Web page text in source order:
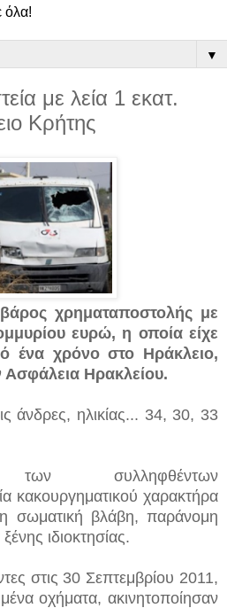
όλα!
▼
με λεία 1 εκατ.
Κρήτης
χρηματαποστολής με
ευρώ, η οποία είχε
ένα χρόνο στο Ηράκλειο,
Ασφάλεια Ηρακλείου.
άνδρες, ηλικίας... 34, 30, 33
συλληφθέντων
κακουργηματικού χαρακτήρα
σωματική βλάβη, παράνομη
ιδιοκτησίας.
στις 30 Σεπτεμβρίου 2011,
οχήματα, ακινητοποίησαν